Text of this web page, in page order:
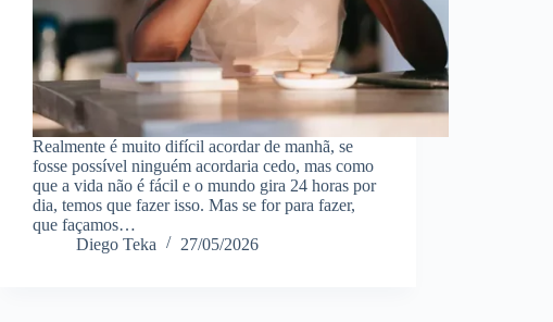
Realmente é muito difícil acordar de manhã, se
fosse possível ninguém acordaria cedo, mas como
que a vida não é fácil e o mundo gira 24 horas por
dia, temos que fazer isso. Mas se for para fazer,
que façamos…
Diego Teka
27/05/2026